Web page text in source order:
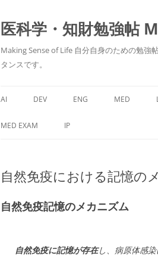
医科学・知財勉強帖
Making Sense of Life 自分自身のための勉強
タンスです。
AI DEV ENG MED
MED EXAM IP
自然免疫における記憶の
自然免疫記憶のメカニズム
自然免疫に記憶が存在し、病原体感